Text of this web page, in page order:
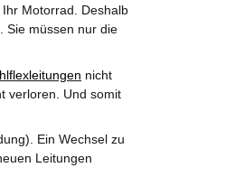
Motorrad. Deshalb
. Sie müssen nur die
nicht
verloren. Und somit
Ein Wechsel zu
Leitungen